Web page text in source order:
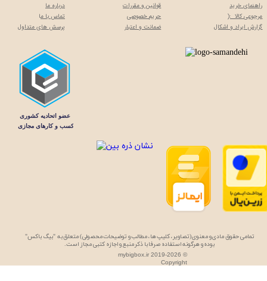
راهنمای خرید
مرجوعی کالا :(
گزارش ایراد و اشکال
قوانین و مقررات
حریم خصوصی
ضمانت و اعتبار
تمامی حقوق مادی و معنوی (تصاویر، کلیپ ها، مطالب و توضیحات محصولی) متعلق به "بیگ باکس"
بوده و هرگونه استفاده صرفا با ذکر منبع و اجازه کتبی مجاز است.
درباره ما
تماس با ما
پرسش های متداول
mybigbox.ir 2019-2026 ©
Copyright